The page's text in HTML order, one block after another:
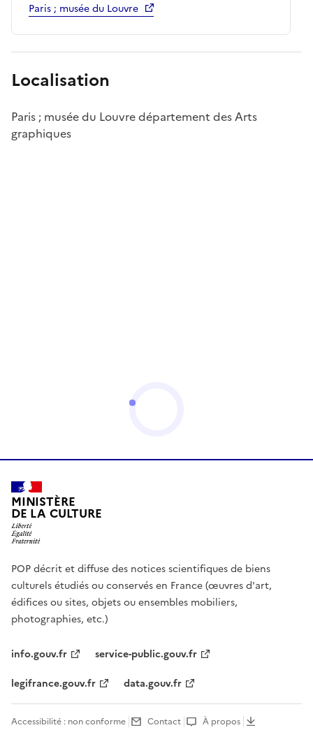
Paris ; musée du Louvre
Localisation
Paris ; musée du Louvre département des Arts
graphiques
MINISTÈRE
DE LA CULTURE
POP décrit et diffuse des notices scientifiques de biens
culturels étudiés ou conservés en France (œuvres d'art,
édifices ou sites, objets ou ensembles mobiliers,
photographies, etc.)
info.gouv.fr
service-public.gouv.fr
legifrance.gouv.fr
data.gouv.fr
Accessibilité : non conforme Contact À propos